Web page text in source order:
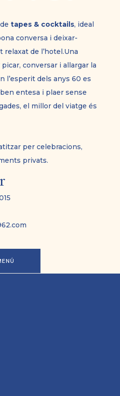
tapes & cocktails, ideal
conversa i deixar-
relaxat de l’hotel.Una
conversar i allargar la
l’esperit dels anys 60 es
entesa i plaer sense
el millor del viatge és
per celebracions,
privats.